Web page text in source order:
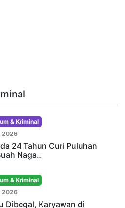
& Kriminal
2026
24 Tahun Curi Puluhan
Naga…
& Kriminal
2026
Dibegal, Karyawan di